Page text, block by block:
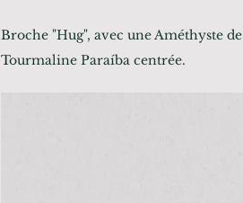
Broche "Hug", avec une Améthyste
Tourmaline Paraíba centrée.